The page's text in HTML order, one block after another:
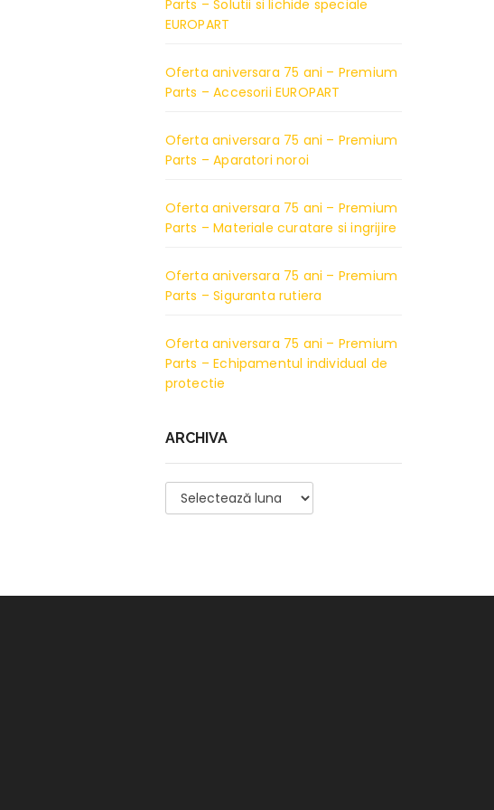
Parts – Solutii si lichide speciale
EUROPART
Oferta aniversara 75 ani – Premium
Parts – Accesorii EUROPART
Oferta aniversara 75 ani – Premium
Parts – Aparatori noroi
Oferta aniversara 75 ani – Premium
Parts – Materiale curatare si ingrijire
Oferta aniversara 75 ani – Premium
Parts – Siguranta rutiera
Oferta aniversara 75 ani – Premium
Parts – Echipamentul individual de
protectie
ARCHIVA
Archiva